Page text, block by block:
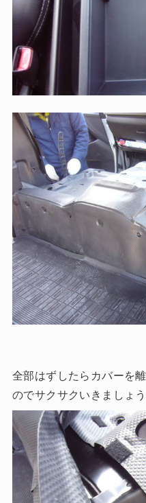
全部はずしたらカバーを
のでサクサクいきましょう